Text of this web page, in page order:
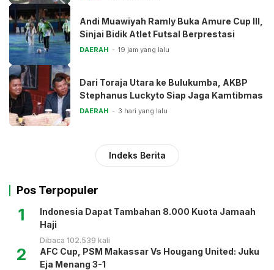
Andi Muawiyah Ramly Buka Amure Cup III,
Sinjai Bidik Atlet Futsal Berprestasi
DAERAH 19 jam yang lalu
Dari Toraja Utara ke Bulukumba, AKBP
Stephanus Luckyto Siap Jaga Kamtibmas
DAERAH 3 hari yang lalu
Indeks Berita
Pos Terpopuler
1
Indonesia Dapat Tambahan 8.000 Kuota Jamaah
Haji
Dibaca 102.539 kali
2
AFC Cup, PSM Makassar Vs Hougang United: Juku
Eja Menang 3-1